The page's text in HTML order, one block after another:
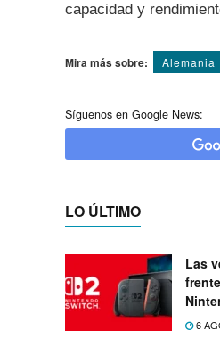
capacidad y
Mira más sobre: Alemania
Síguenos en Google News:
LO ÚLTIMO
Las
6